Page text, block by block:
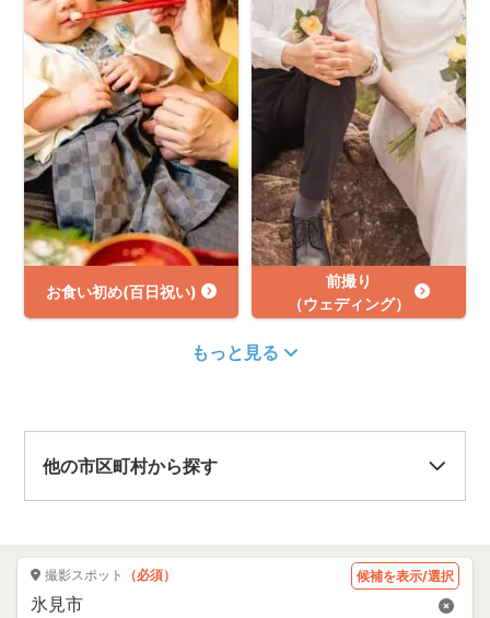
お食い初め(百日祝い)
前撮り
（ウェディング）
もっと見る
他の市区町村から探す
撮影スポット （必須） 候補を表示/選択